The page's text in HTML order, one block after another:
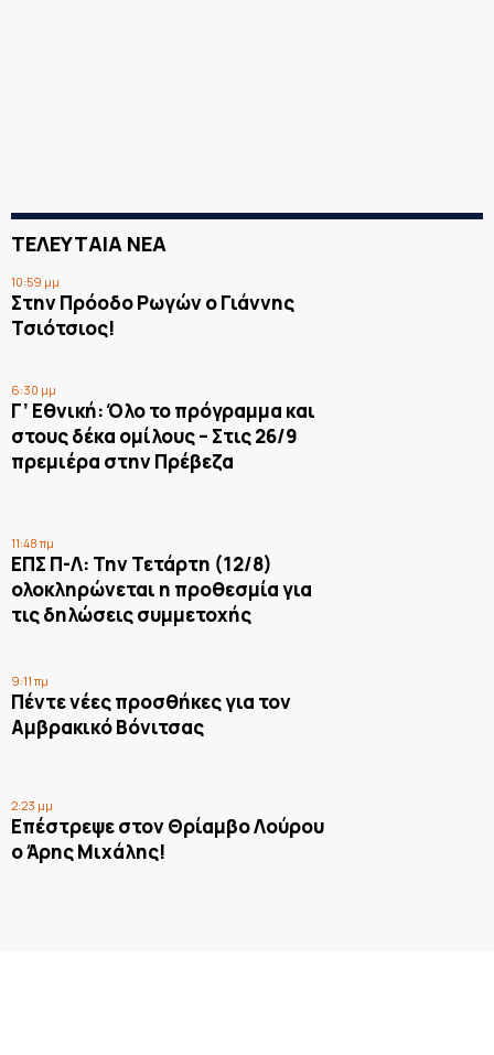
ΤΕΛΕΥΤΑΙΑ ΝΕΑ
10:59 μμ
Στην Πρόοδο Ρωγών ο Γιάννης
Τσιότσιος!
6:30 μμ
Γ’ Εθνική: Όλο το πρόγραμμα και
στους δέκα ομίλους – Στις 26/9
πρεμιέρα στην Πρέβεζα
11:48 πμ
ΕΠΣ Π-Λ: Την Τετάρτη (12/8)
ολοκληρώνεται η προθεσμία για
τις δηλώσεις συμμετοχής
9:11 πμ
Πέντε νέες προσθήκες για τον
Αμβρακικό Βόνιτσας
2:23 μμ
Επέστρεψε στον Θρίαμβο Λούρου
ο Άρης Μιχάλης!